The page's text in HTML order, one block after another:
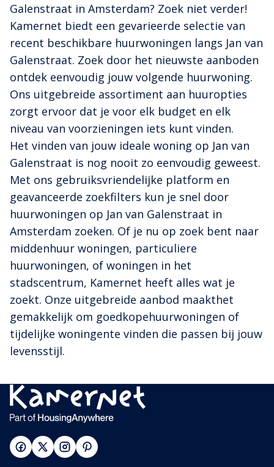
Galenstraat in Amsterdam? Zoek niet verder!
Kamernet biedt een gevarieerde selectie van
recent beschikbare huurwoningen langs Jan van
Galenstraat. Zoek door het nieuwste aanboden
ontdek eenvoudig jouw volgende huurwoning.
Ons uitgebreide assortiment aan huuropties
zorgt ervoor dat je voor elk budget en elk
niveau van voorzieningen iets kunt vinden.
Het vinden van jouw ideale woning op Jan van
Galenstraat is nog nooit zo eenvoudig geweest.
Met ons gebruiksvriendelijke platform en
geavanceerde zoekfilters kun je snel door
huurwoningen op Jan van Galenstraat in
Amsterdam zoeken. Of je nu op zoek bent naar
middenhuur woningen, particuliere
huurwoningen, of woningen in het
stadscentrum, Kamernet heeft alles wat je
zoekt. Onze uitgebreide aanbod maakthet
gemakkelijk om goedkopehuurwoningen of
tijdelijke woningente vinden die passen bij jouw
levensstijl.